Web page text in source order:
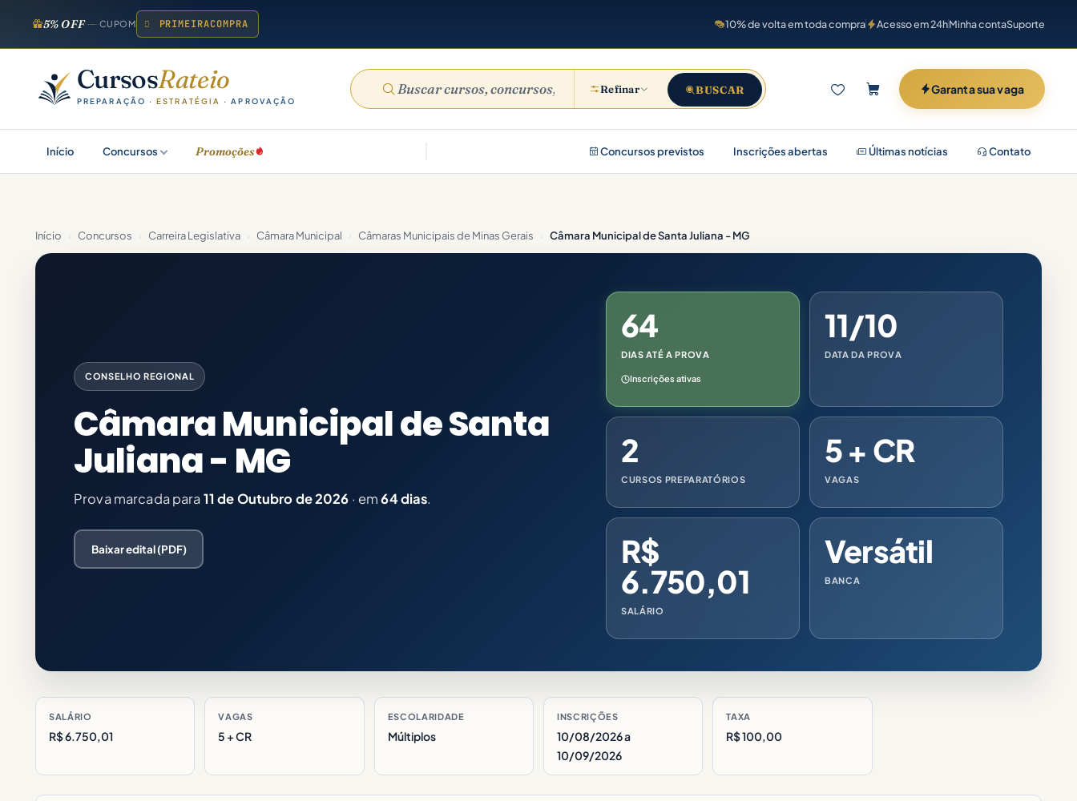
5% OFF CUPOM PRIMEIRACOMPRA 10% de volta em toda compra Acesso em 24hMinha contaSuporte
CursosRateio
PREPARAÇÃO ·ESTRATÉGIA · APROVAÇÃO
Refinar BUSCAR Garanta sua vaga
Início Concursos Promoções Concursos previstos Inscrições abertas Últimas notícias Contato
Início › Concursos › Carreira Legislativa › Câmara Municipal › Câmaras Municipais de Minas Gerais › Câmara Municipal de Santa Juliana - MG
CONSELHO REGIONAL
Câmara Municipal de Santa
Juliana - MG
Prova marcada para11 de Outubro de 2026 · em64 dias.
Baixar edital (PDF)
64
DIAS ATÉ A PROVA
Inscrições ativas
11/10
DATA DA PROVA
2
CURSOS PREPARATÓRIOS
5 + CR
VAGAS
R$
6.750,01
SALÁRIO
Versátil
BANCA
SALÁRIO
R$ 6.750,01
VAGAS
5 + CR
ESCOLARIDADE
Múltiplos
INSCRIÇÕES
10/08/2026 a
10/09/2026
TAXA
R$ 100,00